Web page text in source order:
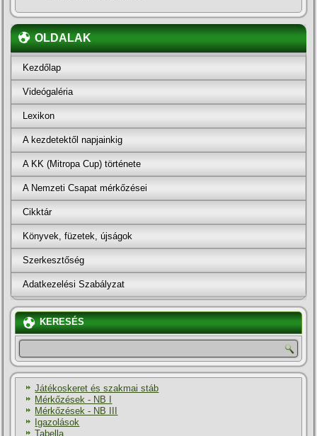
OLDALAK
Kezdőlap
Videógaléria
Lexikon
A kezdetektől napjainkig
A KK (Mitropa Cup) története
A Nemzeti Csapat mérkőzései
Cikktár
Könyvek, füzetek, újságok
Szerkesztőség
Adatkezelési Szabályzat
KERESÉS
Játékoskeret és szakmai stáb
Mérkőzések - NB I
Mérkőzések - NB III
Igazolások
Tabella